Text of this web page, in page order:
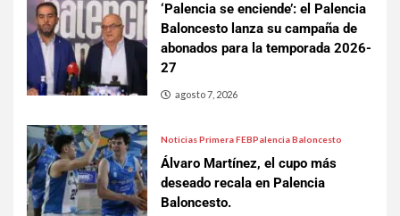
‘Palencia se enciende’: el Palencia
Baloncesto lanza su campaña de
abonados para la temporada 2026-
27
agosto 7, 2026
Noticias Primera FEBPalencia Baloncesto
Álvaro Martínez, el cupo más
deseado recala en Palencia
Baloncesto.